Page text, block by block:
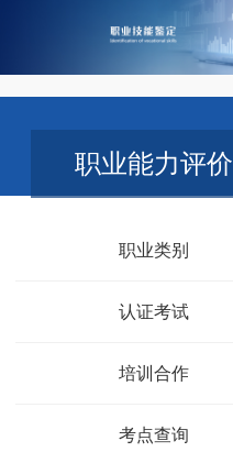
职业能力评价
职业类别
认证考试
培训合作
考点查询